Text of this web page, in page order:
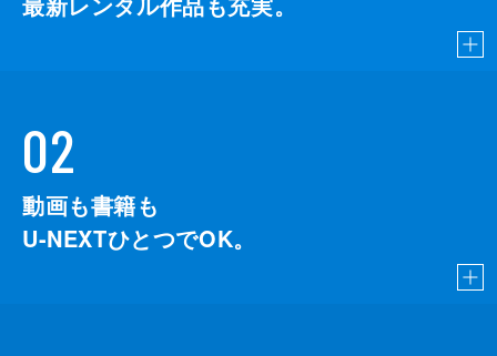
02
動画も書籍も
U-NEXTひとつでOK。